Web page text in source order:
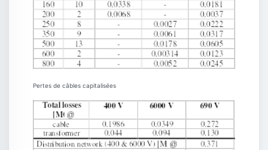
Pertes de câbles capitalisées